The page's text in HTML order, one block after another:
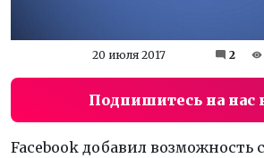
20 июля 2017 2
Подпишитесь на нас
Facebook добавил возможность